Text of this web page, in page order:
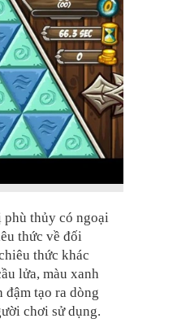
thủy có ngoại
thức về đối
thức khác
lửa, màu xanh
đậm tạo ra dòng
chơi sử dụng.